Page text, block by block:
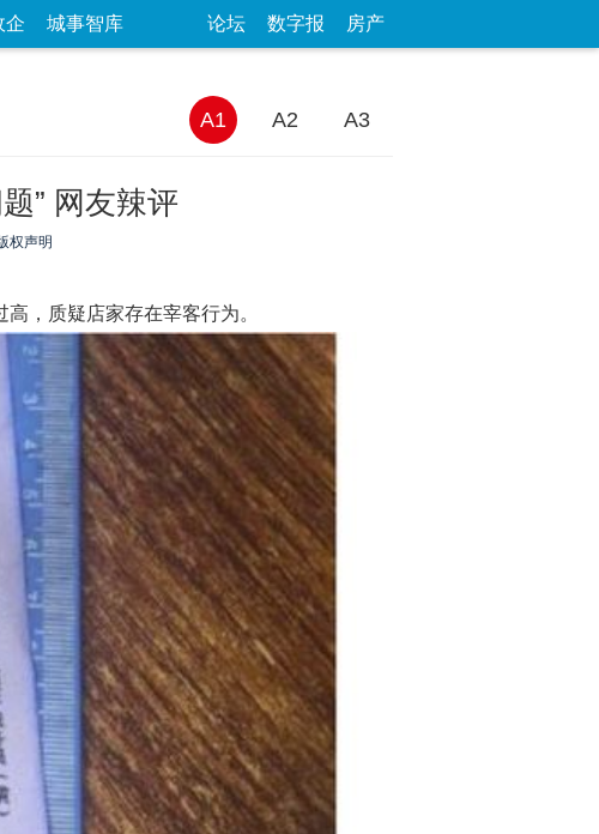
企 城事智库 论坛 数字报 房产
A1 A2 A3
” 网友辣评
权声明
，质疑店家存在宰客行为。